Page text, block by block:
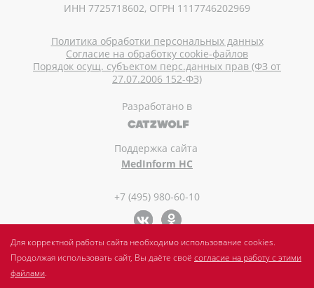
ИНН 7725718602, ОГРН 1117746202969
Политика обработки персональных данных
Согласие на обработку cookie-файлов
Порядок осущ. субъектом перс.данных прав (ФЗ от
27.07.2006 152-ФЗ)
Разработано в
Поддержка сайта
MedInform HC
+7 (495) 980-60-10
Для корректной работы сайта необходимо использование cookies.
Продолжая использовать сайт, Вы даёте своё согласие на работу с этими
файлами.